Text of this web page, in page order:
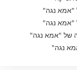
"אמא נגה"
"אמא נגה"
של "אמא נגה"
נגה"